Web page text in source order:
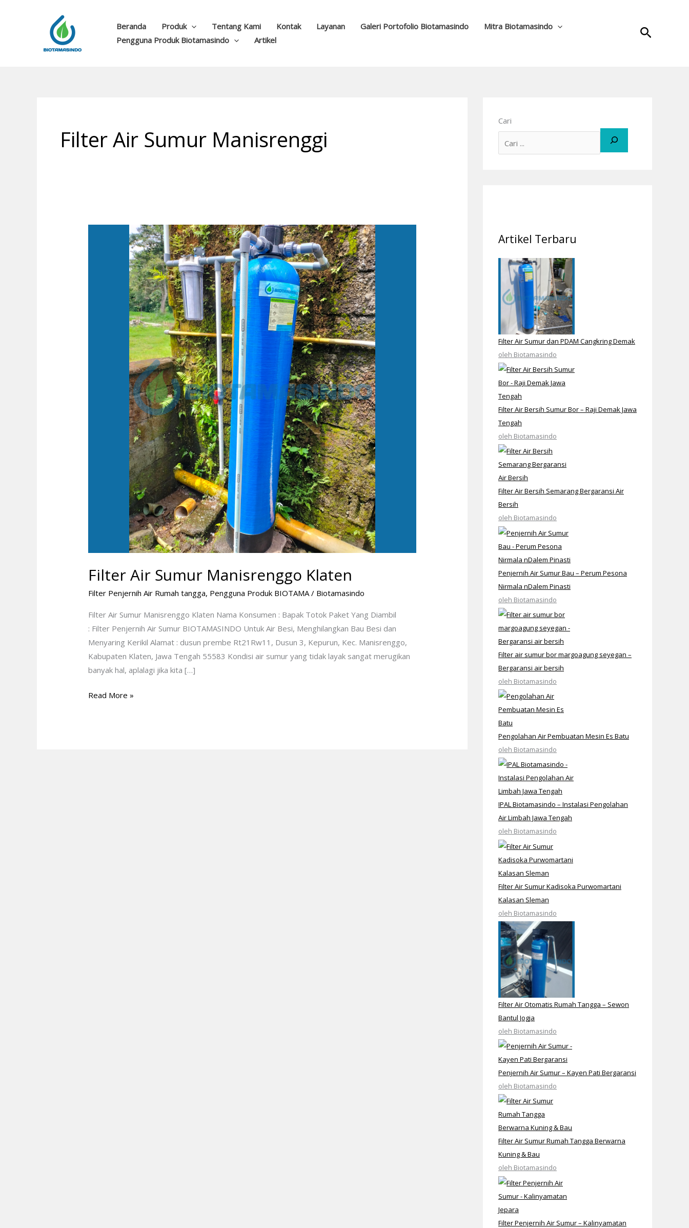
Beranda Produk Tentang Kami Kontak Layanan Galeri Portofolio Biotamasindo
Mitra Biotamasindo
Pengguna Produk Biotamasindo
Artikel Cari
Filter Air Sumur Manisrenggi
Filter Air Sumur Manisrenggo Klaten
Filter Penjernih Air Rumah tangga, Pengguna Produk BIOTAMA / Biotamasindo
Filter Air Sumur Manisrenggo Klaten Nama Konsumen : Bapak Totok Paket Yang Diambil
: Filter Penjernih Air Sumur BIOTAMASINDO Untuk Air Besi, Menghilangkan Bau Besi dan
Menyaring Kerikil Alamat : dusun prembe Rt21Rw11, Dusun 3, Kepurun, Kec. Manisrenggo,
Kabupaten Klaten, Jawa Tengah 55583 Kondisi air sumur yang tidak layak sangat merugikan
banyak hal, aplalagi jika kita […]
Manisrenggo
Read More »
Cari
Artikel Terbaru
Filter Air Sumur dan PDAM Cangkring Demak
oleh Biotamasindo
Filter Air Bersih Sumur Bor – Raji Demak Jawa
Tengah
oleh Biotamasindo
Filter Air Bersih Semarang Bergaransi Air
Bersih
oleh Biotamasindo
Penjernih Air Sumur Bau – Perum Pesona
Nirmala nDalem Pinasti
oleh Biotamasindo
Filter air sumur bor margoagung seyegan –
Bergaransi air bersih
oleh Biotamasindo
Pengolahan Air Pembuatan Mesin Es Batu
oleh Biotamasindo
IPAL Biotamasindo – Instalasi Pengolahan
Air Limbah Jawa Tengah
oleh Biotamasindo
Filter Air Sumur Kadisoka Purwomartani
Kalasan Sleman
oleh Biotamasindo
Filter Air Otomatis Rumah Tangga – Sewon
Bantul Jogja
oleh Biotamasindo
Penjernih Air Sumur – Kayen Pati Bergaransi
oleh Biotamasindo
Filter Air Sumur Rumah Tangga Berwarna
Kuning & Bau
oleh Biotamasindo
Filter Penjernih Air Sumur – Kalinyamatan